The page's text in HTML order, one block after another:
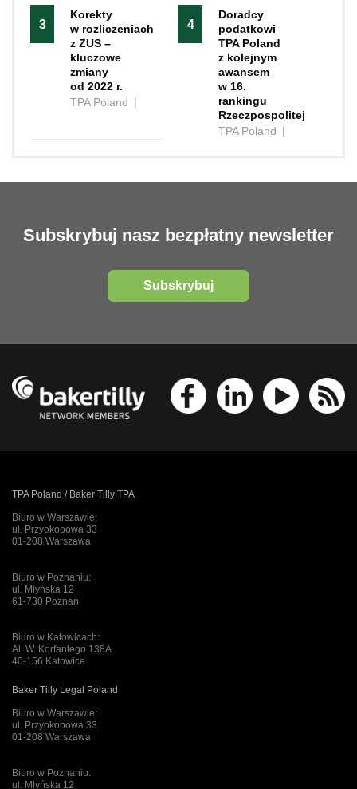
3
Korekty
w rozliczeniach
z ZUS –
kluczowe
zmiany
od 2022 r.
TPA Poland |
4
Doradcy
podatkowi
TPA Poland
z kolejnym
awansem
w 16.
rankingu
Rzeczpospolitej
TPA Poland |
Subskrybuj nasz bezpłatny newsletter
Subskrybuj
TPA Poland / Baker Tilly TPA
Biuro w Warszawie:
ul. Przyokopowa 33
01-208 Warszawa
Biuro w Poznaniu:
ul. Młyńska 12
61-730 Poznań
Biuro w Katowicach:
Al. W. Korfantego 138A
40-156 Katowice
Baker Tilly Legal Poland
Biuro w Warszawie:
ul. Przyokopowa 33
01-208 Warszawa
Biuro w Poznaniu:
ul. Młyńska 12